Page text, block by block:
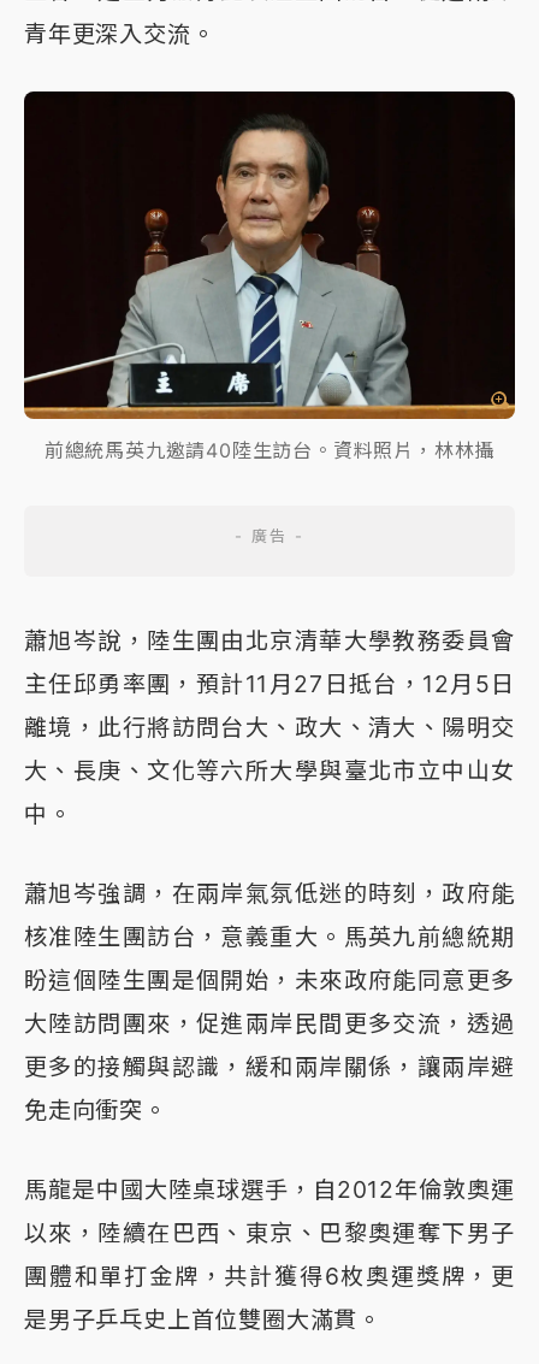
青年更深入交流。
前總統馬英九邀請40陸生訪台。資料照片，林林攝
蕭旭岑說，陸生團由北京清華大學教務委員會
主任邱勇率團，預計11月27日抵台，12月5日
離境，此行將訪問台大、政大、清大、陽明交
大、長庚、文化等六所大學與臺北市立中山女
中。
蕭旭岑強調，在兩岸氣氛低迷的時刻，政府能
核准陸生團訪台，意義重大。馬英九前總統期
盼這個陸生團是個開始，未來政府能同意更多
大陸訪問團來，促進兩岸民間更多交流，透過
更多的接觸與認識，緩和兩岸關係，讓兩岸避
免走向衝突。
馬龍是中國大陸桌球選手，自2012年倫敦奧運
以來，陸續在巴西、東京、巴黎奧運奪下男子
團體和單打金牌，共計獲得6枚奧運獎牌，更
是男子乒乓史上首位雙圈大滿貫。